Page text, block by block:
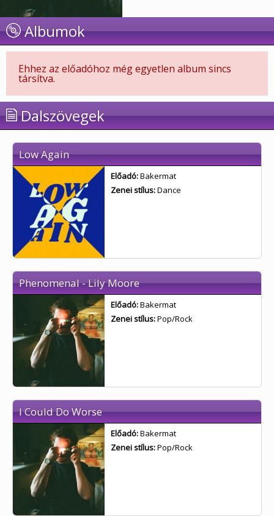
Albumok
Ehhez az előadóhoz még egyetlen album sincs
társítva.
Dalszövegek
Low Again
Előadó:Bakermat
Zenei stílus:Dance
Phenomenal - Lily Moore
Előadó:Bakermat
Zenei stílus:Pop/Rock
I Could Do Worse
Előadó:Bakermat
Zenei stílus:Pop/Rock